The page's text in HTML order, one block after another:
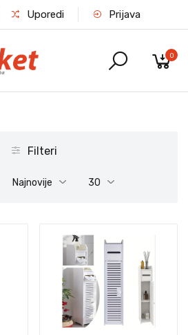
Uporedi Prijava
0
Filteri
Najnovije 30